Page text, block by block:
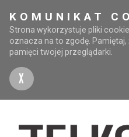
KOMUNIKAT
Strona wykorzystuje pliki
oznacza na to zgodę.
pamięci twojej przeglądarki.
X